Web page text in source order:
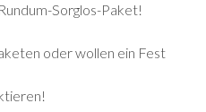
Sorglos-Paket!
oder wollen ein Fest